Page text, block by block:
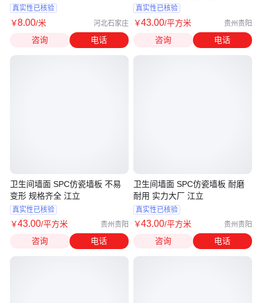
真实性已核验
￥8.00/米 河北石家庄
咨询 电话
卫生间墙面 SPC仿瓷墙板 不易
变形 规格齐全 江立
真实性已核验
￥43.00/平方米 贵州贵阳
咨询 电话
真实性已核验
￥43.00/平方米 贵州贵阳
咨询 电话
卫生间墙面 SPC仿瓷墙板 耐磨
耐用 实力大厂 江立
真实性已核验
￥43.00/平方米 贵州贵阳
咨询 电话